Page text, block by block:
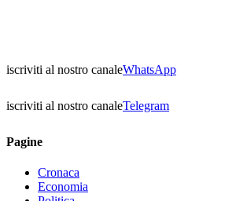
iscriviti al nostro canaleWhatsApp
iscriviti al nostro canaleTelegram
Pagine
Cronaca
Economia